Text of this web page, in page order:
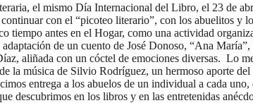
el mismo Día Internacional del Libro, el 23 de
con el “picoteo literario”, con los abuelitos y
tiempo antes en el Hogar, como una actividad
de un cuento de José Donoso, “Ana
aliñada con un cóctel de emociones diversas. Lo
la música de Silvio Rodríguez, un hermoso aporte
entrega a los abuelos de un individual a cada
descubrimos en los libros y en las entretenidas